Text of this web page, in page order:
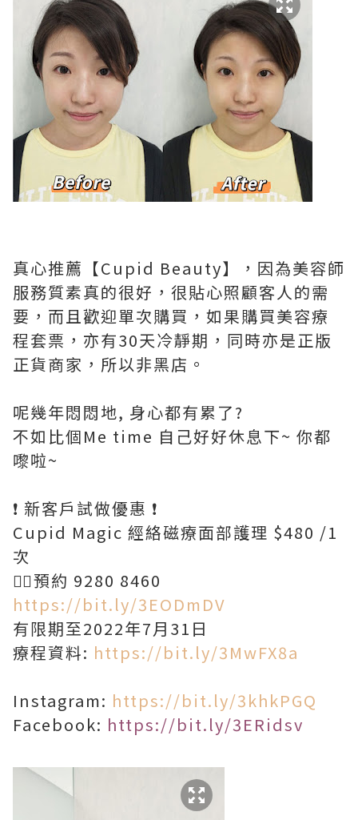
真心推薦【Cupid Beauty】，因為美容師
服務質素真的很好，很貼心照顧客人的需
要，而且歡迎單次購買，如果購買美容療
程套票，亦有30天冷靜期，同時亦是正版
正貨商家，所以非黑店。
呢幾年悶悶地, 身心都有累了?
不如比個Me time 自己好好休息下~ 你都
嚟啦~
❗ 新客戶試做優惠 ❗
Cupid Magic 經絡磁療面部護理 $480 /1
次
👉🏻預約 9280 8460
https://bit.ly/3EODmDV
有限期至2022年7月31日
療程資料: https://bit.ly/3MwFX8a
Instagram: https://bit.ly/3khkPGQ
Facebook: https://bit.ly/3ERidsv